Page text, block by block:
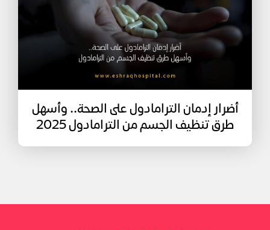
أضرار إدمان الترامادول على الصحة.. وأسهل
طرق تنظيف الجسم من الترامادول 2025